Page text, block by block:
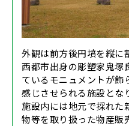
外観は前方後円墳を縦に
西都市出身の彫塑家鬼塚
ているモニュメントが飾
感じさせられる施設とな
施設内には地元で採れた
物等を取り扱った物産販